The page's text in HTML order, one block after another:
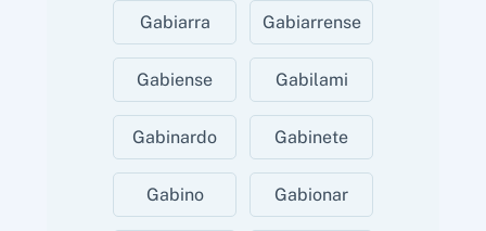
Gabiarra Gabiarrense
Gabiense Gabilami
Gabinardo Gabinete
Gabino Gabionar